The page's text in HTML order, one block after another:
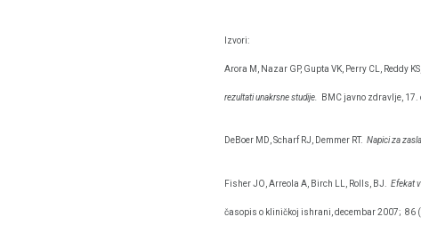
Izvori:
Arora M, Nazar GP, Gupta VK, Perry CL, Reddy
rezultati unakrsne studije. BMC javno zdravlje,
DeBoer MD, Scharf RJ, Demmer RT. Napici za
Fisher JO, Arreola A, Birch LL, Rolls, BJ. Efekat
časopis o kliničkoj ishrani, decembar 2007; 86